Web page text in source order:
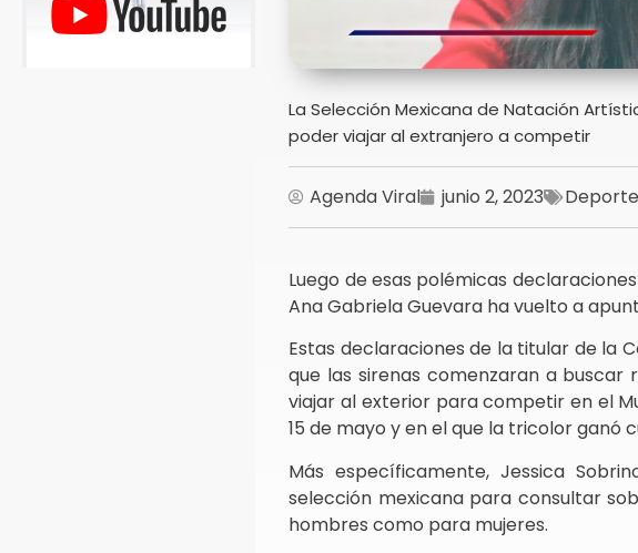
La Selección Mexicana de Natación
poder viajar al extranjero a competir
Agenda Viral junio 2, 2023
Luego de esas polémicas
Ana Gabriela Guevara ha vuelto a
Estas declaraciones de la titular de la
que las sirenas comenzaran a
viajar al exterior para competir en el
15 de mayo y en el que la tricolor ganó
Más específicamente, Jessica
selección mexicana para consultar
hombres como para mujeres.